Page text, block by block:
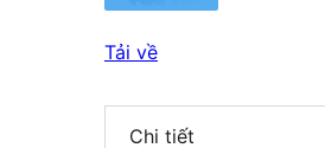
Tải về
Chi tiết